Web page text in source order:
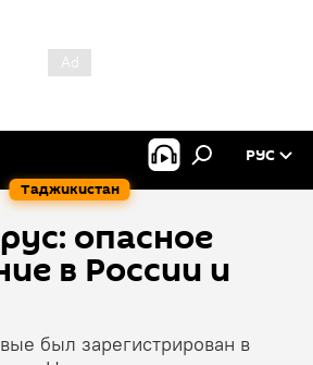
Таджикистан
РУС
опасное
в России и
был зарегистрирован в